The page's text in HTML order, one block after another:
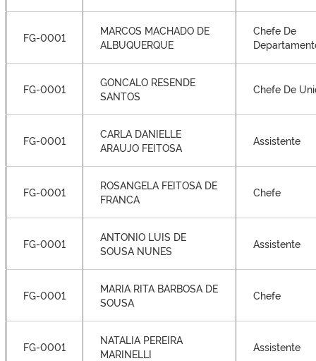
FG-0001
MARCOS MACHADO DE
ALBUQUERQUE
Chefe De
FG-0001
GONCALO RESENDE
SANTOS
Chefe De
FG-0001
CARLA DANIELLE
ARAUJO FEITOSA
Assistente
FG-0001
ROSANGELA FEITOSA DE
FRANCA
Chefe
FG-0001
ANTONIO LUIS DE
SOUSA NUNES
Assistente
FG-0001
MARIA RITA BARBOSA DE
SOUSA
Chefe
FG-0001
NATALIA PEREIRA
MARINELLI
Assistente